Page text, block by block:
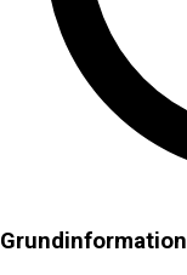
Grundinformation